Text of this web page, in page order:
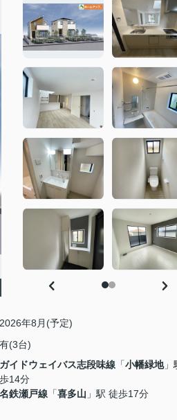
2026年8月(予定)
有(3台)
ガイドウェイバス志段味線 「小幡緑地」
歩14分
名鉄瀬戸線 「喜多山 」駅 徒歩17分